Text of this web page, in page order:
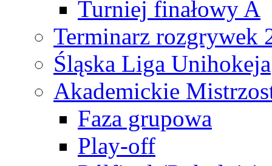
Turniej finałowy A
Terminarz rozgrywek
Śląska Liga Unihokeja
Akademickie
Faza grupowa
Play-off